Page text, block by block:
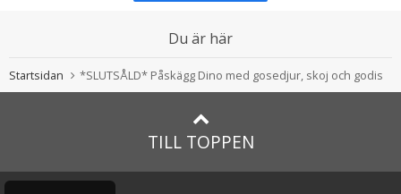
Du är här
Startsidan *SLUTSÅLD* Påskägg Dino med gosedjur, skoj och godis
TILL TOPPEN